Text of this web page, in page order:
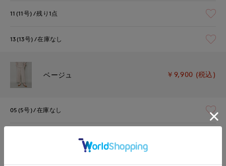
11(11号) 残り1点
13(13号) 在庫なし
ベージュ ￥9,900 (税込)
05(5号) 在庫なし